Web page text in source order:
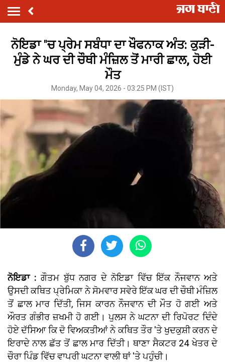
ਨੋਇਡਾ ''ਚ ਪ੍ਰੇਮ ਸਬੰਧਾ ਦਾ ਖੌਫਨਾਕ ਅੰਤ: ਕੁੜੀ-
ਮੁੰਡੇ ਨੇ ਘਰ ਦੀ ਚੌਥੀ ਮੰਜ਼ਿਲ ਤੋਂ ਮਾਰੀ ਛਾਲ, ਹੋਈ
ਮੌਤ
Monday, May 04, 2026 - 03:25 PM (IST)
ਨੋਇਡਾ : ਗੌਤਮ ਬੁੱਧ ਨਗਰ ਦੇ ਨੋਇਡਾ ਵਿੱਚ ਇੱਕ ਨੌਜਵਾਨ ਅਤੇ
ਉਸਦੀ ਕਥਿਤ ਪ੍ਰੇਮਿਕਾ ਨੇ ਸੋਮਵਾਰ ਸਵੇਰੇ ਇੱਕ ਘਰ ਦੀ ਚੌਥੀ ਮੰਜ਼ਿਲ
ਤੋਂ ਛਾਲ ਮਾਰ ਦਿੱਤੀ, ਜਿਸ ਕਾਰਨ ਨੌਜਵਾਨ ਦੀ ਮੌਤ ਹੋ ਗਈ ਅਤੇ
ਔਰਤ ਗੰਭੀਰ ਜ਼ਖਮੀ ਹੋ ਗਈ। ਪੁਲਸ ਨੇ ਘਟਨਾ ਦੀ ਰਿਪੋਰਟ ਦਿੰਦੇ
ਹੋਏ ਦੱਸਿਆ ਕਿ ਦੋ ਵਿਅਕਤੀਆਂ ਨੇ ਕਥਿਤ ਤੌਰ 'ਤੇ ਖੁਦਕੁਸ਼ੀ ਕਰਨ ਦੇ
ਇਰਾਦੇ ਨਾਲ ਛੱਤ ਤੋਂ ਛਾਲ ਮਾਰ ਦਿੱਤੀ। ਥਾਣਾ ਸੈਕਟਰ 24 ਖੇਤਰ ਦੇ
ਚੌਰਾ ਪਿੰਡ ਵਿੱਚ ਵਾਪਰੀ ਘਟਨਾ ਵਾਲੀ ਥਾਂ 'ਤੇ ਪਹੁੰਚੀ।